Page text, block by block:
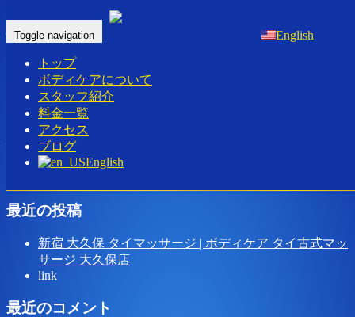
English
Toggle navigation
トップ
ボディケアについて
スタッフ紹介
料金一覧
アクセス
ブログ
English
駅を出たら、左に曲がってください。
Home - -駅を出…
駅を出たら、左に曲がってください。
最近の投稿
新宿 大久保 タイマッサージ | ボディケア タイ古式マッ
サージ 大久保店
link
最近のコメント